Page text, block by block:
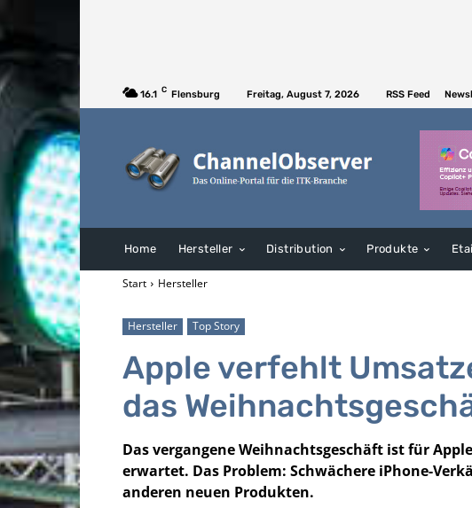
16.1 C Flensburg Freitag, August 7, 2026 RSS Feed
Home Hersteller Distribution Produkte
Start Hersteller
Hersteller Top Story
Apple verfehlt
das
Das vergangene Weihnachtsgeschäft ist für
erwartet. Das Problem: Schwächere iPhone-
anderen neuen Produkten.